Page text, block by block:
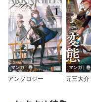
マンガ｜巻
アンソロジー
マンガ｜巻
元三大介